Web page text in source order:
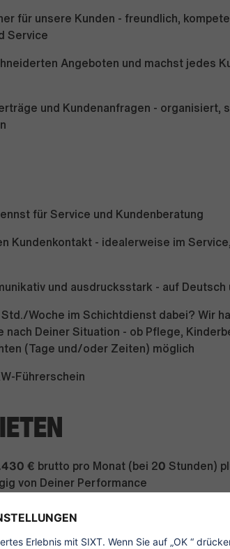
für unsere Kunden - freundlich,
Service
Angeboten und machst jedes
und Kundenanfragen - organisiert,
für Service und Kundenberatung
Kundenkontakt - idealerweise im
und ausdrucksstark - auf Deutsch
Woche im Schichtdienst dabei? Wir
nach Deiner Situation - ob Pflege,
(Tage und/oder Zeiten) möglich
Führerschein
€ brutto pro Monat (bei 20 Stunden)
von Deiner Performance
Dein Dienstplan steht frühzeitig fest und